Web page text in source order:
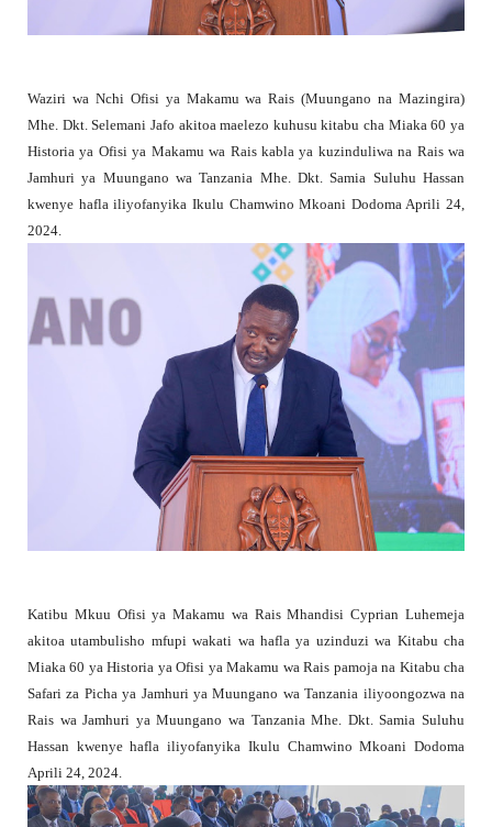
Waziri wa Nchi Ofisi ya Makamu wa Rais (Muungano na Mazingira)
Mhe. Dkt. Selemani Jafo akitoa maelezo kuhusu kitabu cha Miaka 60 ya
Historia ya Ofisi ya Makamu wa Rais kabla ya kuzinduliwa na Rais wa
Jamhuri ya Muungano wa Tanzania Mhe. Dkt. Samia Suluhu Hassan
kwenye hafla iliyofanyika Ikulu Chamwino Mkoani Dodoma Aprili 24,
2024.
Katibu Mkuu Ofisi ya Makamu wa Rais Mhandisi Cyprian Luhemeja
akitoa utambulisho mfupi wakati wa hafla ya uzinduzi wa Kitabu cha
Miaka 60 ya Historia ya Ofisi ya Makamu wa Rais pamoja na Kitabu cha
Safari za Picha ya Jamhuri ya Muungano wa Tanzania iliyoongozwa na
Rais wa Jamhuri ya Muungano wa Tanzania Mhe. Dkt. Samia Suluhu
Hassan kwenye hafla iliyofanyika Ikulu Chamwino Mkoani Dodoma
Aprili 24, 2024.